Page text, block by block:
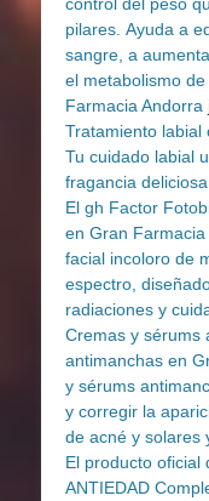
pilares. Ayuda a
sangre, a
el metabolismo
Farmacia Andorra
Tratamiento labial
Tu cuidado labial
fragancia deliciosa.
El gh Factor
en Gran
facial incoloro de
espectro,
radiaciones y
Cremas y sérums
antimanchas en
y sérums
y corregir la
de acné y solares
El producto oficial
ANTIEDAD